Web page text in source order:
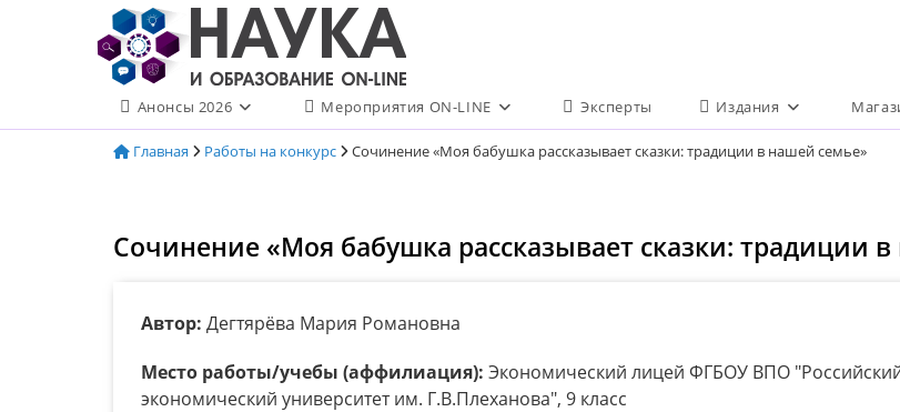
содержимому
Анонсы 2026 Мероприятия ON-LINE Эксперты Издания
Главная Работы на конкурс Сочинение «Моя бабушка рассказывает сказки: традиции в нашей семье»
Сочинение «Моя бабушка рассказывает сказки: традиции
Автор: Дегтярёва Мария Романовна
Место работы/учебы (аффилиация): Экономический лицей ФГБОУ ВПО
экономический университет им. Г.В.Плеханова", 9 класс